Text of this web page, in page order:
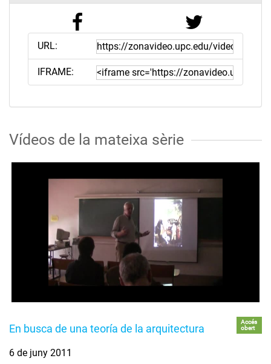
URL:
IFRAME:
Vídeos de la mateixa sèrie
En busca de una teoría de la arquitectura
Accés
obert
6 de juny 2011